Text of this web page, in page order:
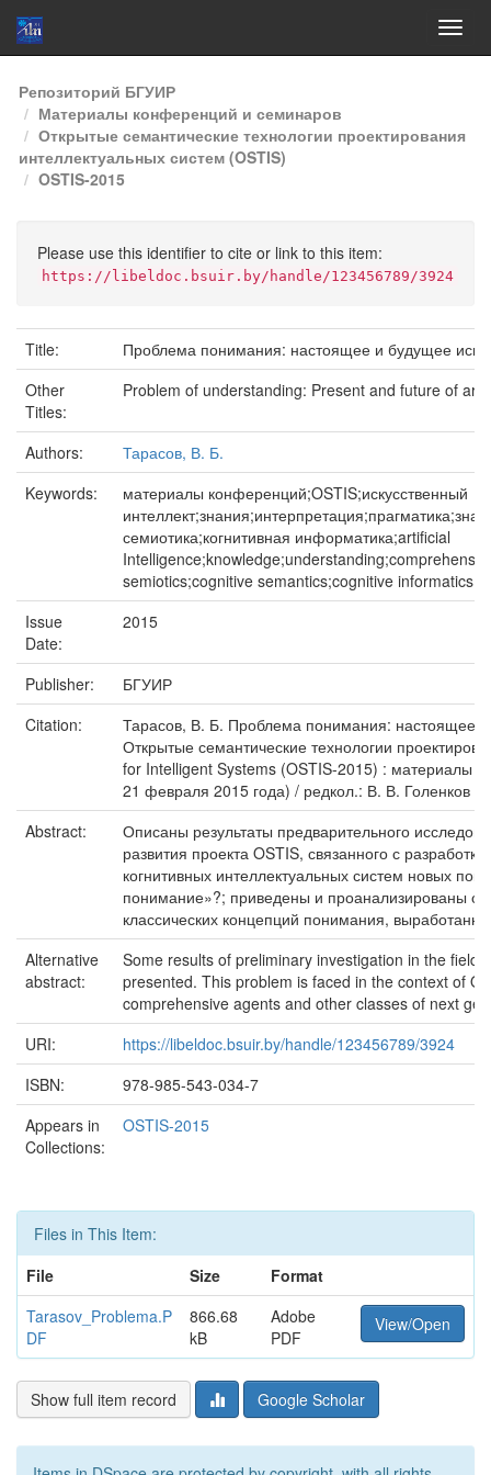
Skip
navigation
Репозиторий БГУИР
Материалы конференций и семинаров
Открытые семантические технологии проектирования
интеллектуальных систем (OSTIS)
OSTIS-2015
Please use this identifier to cite or link to this item:
https://libeldoc.bsuir.by/handle/123456789/3924
Title:
Проблема понимания: настоящее и будущее
Other
Titles:
Problem of understanding: Present and future of
Authors:
Тарасов, В. Б.
Keywords:
материалы конференций;OSTIS;искусственный
семиотика;когнитивная информатика;artificial
semiotics;cognitive semantics;cognitive informatics
Issue
Date:
2015
Publisher:
БГУИР
Citation:
Тарасов, В. Б. Проблема понимания: настоящее и
Открытые семантические технологии
for Intelligent Systems (OSTIS-2015) : материалы
21 февраля 2015 года) / редкол.: В. В. Голенков
Abstract:
Описаны результаты предварительного
развития проекта OSTIS, связанного с
когнитивных интеллектуальных систем новых
понимание»?; приведены и проанализированы
классических концепций понимания,
Alternative
abstract:
Some results of preliminary investigation in the
presented. This problem is faced in the context of
comprehensive agents and other classes of next
URI:
https://libeldoc.bsuir.by/handle/123456789/3924
ISBN:
978-985-543-034-7
Appears in
Collections:
OSTIS-2015
Files in This Item:
File
Size
Format
Tarasov_Problema.P
DF
866.68
kB
Adobe
PDF
View/Open
Show full item record Google Scholar